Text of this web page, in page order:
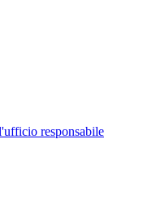
responsabile